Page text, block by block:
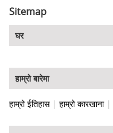
Sitemap
घर
हाम्रो बारेमा
हाम्रो ईतिहास| हाम्रो कारखाना|